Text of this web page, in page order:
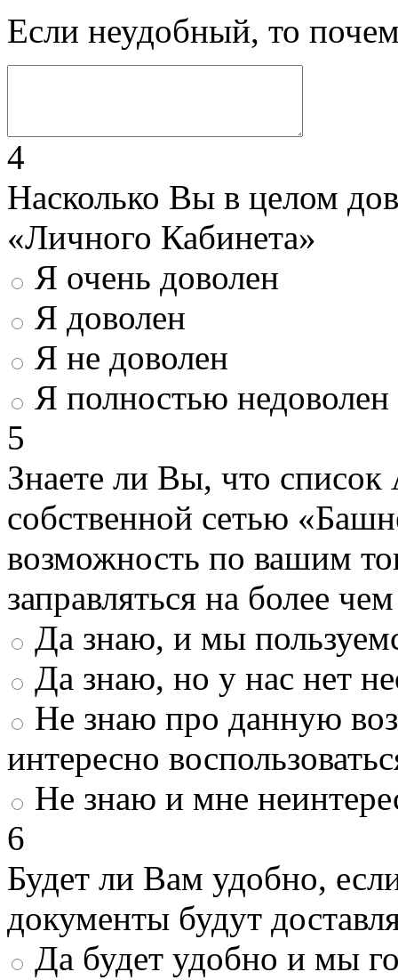
Если неудобный, то
4
Насколько Вы в целом
«Личного Кабинета»
Я очень доволен
Я доволен
Я не доволен
Я полностью недоволен
5
Знаете ли Вы, что
собственной сетью
возможность по вашим
заправляться на более
Да знаю, и мы
Да знаю, но у нас нет
Не знаю про данную
интересно
Не знаю и мне
6
Будет ли Вам удобно,
документы будут
Да будет удобно и мы